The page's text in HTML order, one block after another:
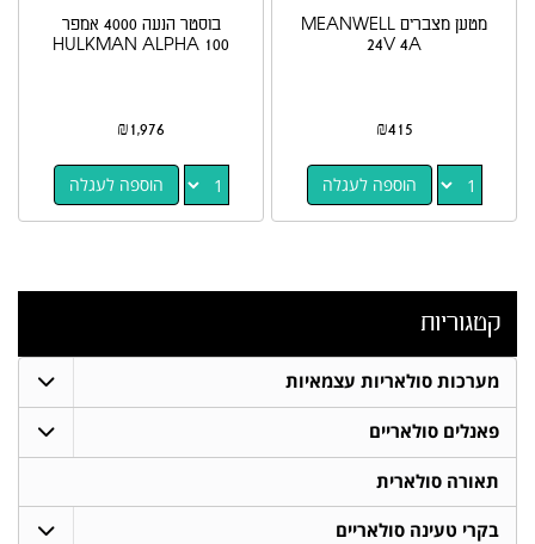
מטען מצברים MEANWELL
24V 4A
₪415
הוספה לעגלה
בוסטר הנעה 4000 אמפר
HULKMAN ALPHA 100
₪1,976
הוספה לעגלה
קטגוריות
מערכות סולאריות עצמאיות
פאנלים סולאריים
תאורה סולארית
בקרי טעינה סולאריים